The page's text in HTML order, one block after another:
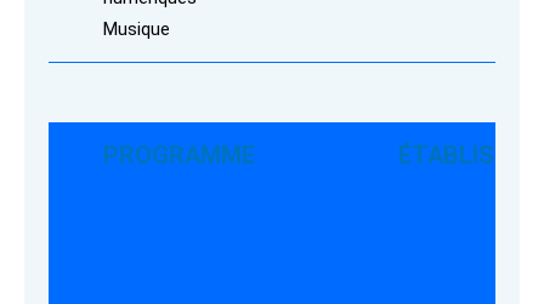
Musique
PROGRAMME